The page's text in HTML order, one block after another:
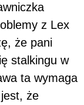
z Lex
że pani
stalkingu w
ta wymaga
że